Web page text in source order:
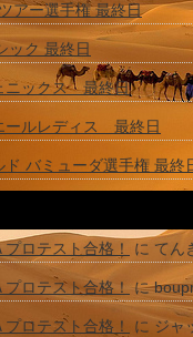
アー選手権 最終日
ック 最終日
ニックス 最終日
ールレディス 最終日
バミューダ選手権 最終
ロテスト合格！ に てん
ロテスト合格！ に
ロテスト合格！ に ジャ